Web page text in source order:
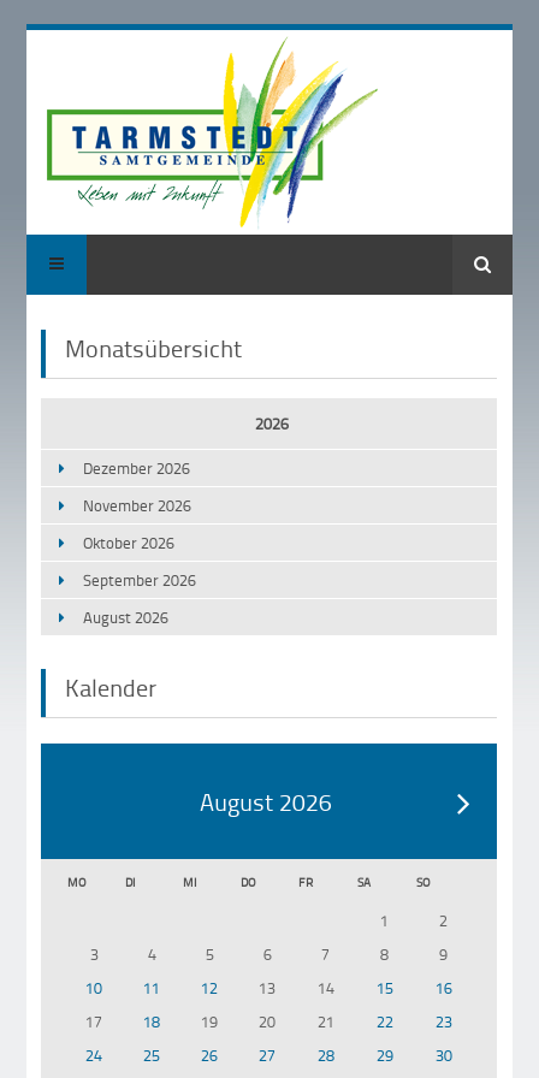
Suche
Monatsübersicht
2026
Dezember 2026
November 2026
Oktober 2026
September 2026
August 2026
Kalender
August 2026
MO DI MI DO FR SA SO
1
2
3
4 5 6 7 8
9
10
11 12 13 14 15
16
17
18 19 20 21 22
23
24
25 26 27 28 29 30